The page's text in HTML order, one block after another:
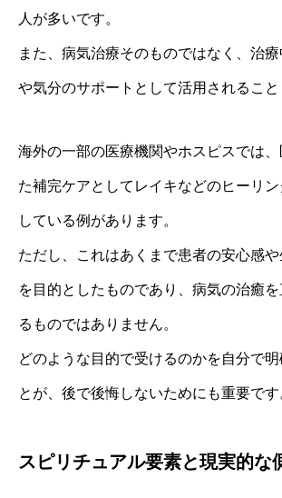
人が多いです。
また、病気治療そのものではなく、治
や気分のサポートとして活用されること
海外の一部の医療機関やホスピスでは、
た補完ケアとしてレイキなどのヒーリ
している例があります。
ただし、これはあくまで患者の安心感
を目的としたものであり、病気の治癒
るものではありません。
どのような目的で受けるのかを自分で明
とが、後で後悔しないためにも重要です
スピリチュアル要素と現実的な